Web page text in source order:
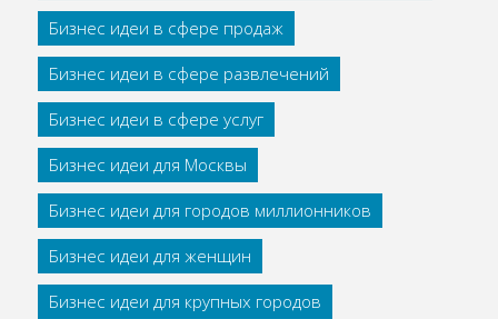
Бизнес идеи в сфере продаж
Бизнес идеи в сфере развлечений
Бизнес идеи в сфере услуг
Бизнес идеи для Москвы
Бизнес идеи для городов миллионников
Бизнес идеи для женщин
Бизнес идеи для крупных городов